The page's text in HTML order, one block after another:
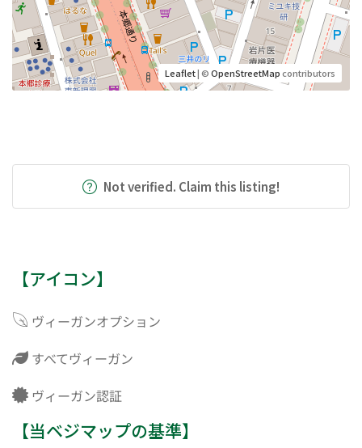
Leaflet| ©OpenStreetMapcontributors
Not verified. Claim this listing!
【アイコン】
ヴィーガンオプション
すべてヴィーガン
ヴィーガン認証
【当ベジマップの基準】